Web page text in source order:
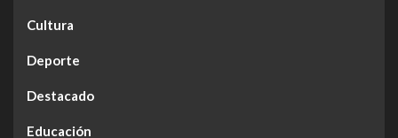
Cultura
Deporte
Destacado
Educación